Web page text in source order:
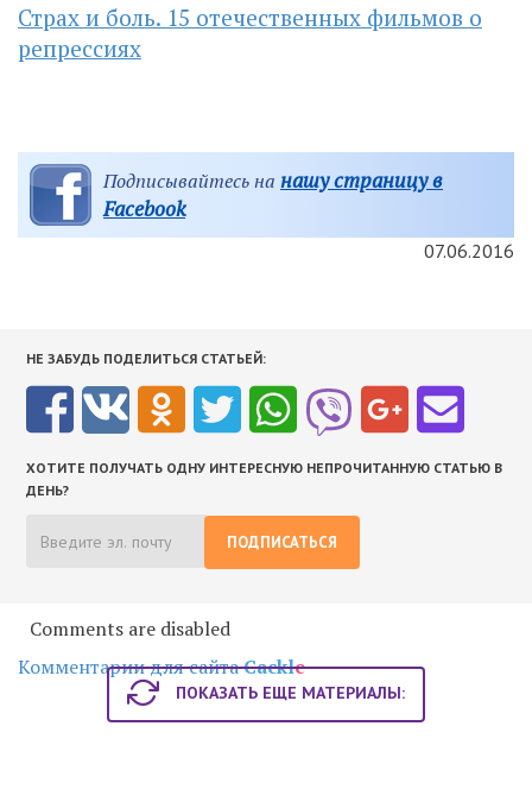
Страх и боль. 15 отечественных фильмов о
репрессиях
Подписывайтесь на нашу страницу в
Facebook
07.06.2016
НЕ ЗАБУДЬ ПОДЕЛИТЬСЯ СТАТЬЕЙ:
ХОТИТЕ ПОЛУЧАТЬ ОДНУ ИНТЕРЕСНУЮ НЕПРОЧИТАННУЮ СТАТЬЮ В
ДЕНЬ?
ПОДПИСАТЬСЯ
Comments are disabled
Комментарии для сайтаCackle
ПОКАЗАТЬ ЕЩЕ МАТЕРИАЛЫ: